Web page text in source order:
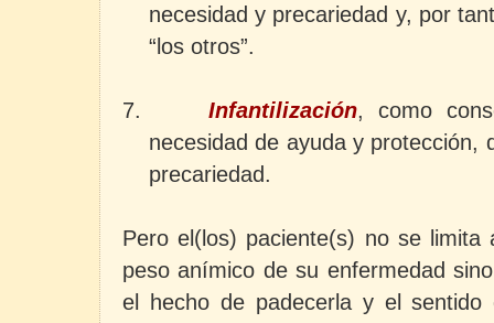
necesidad y precariedad y, por
“los otros”.
7. Infantilización, como
necesidad de ayuda y protección,
precariedad.
Pero el(los) paciente(s) no se
peso anímico de su enfermedad
el hecho de padecerla y el